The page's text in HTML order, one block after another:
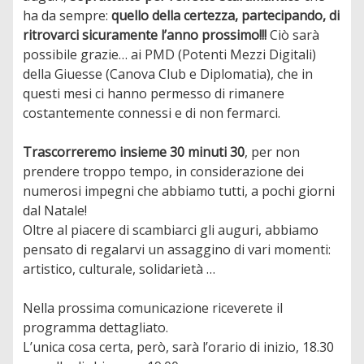
ha da sempre:quello della certezza, partecipando, di
ritrovarci sicuramente l’anno prossimo!!!Ciò sarà
possibile grazie… ai PMD (Potenti Mezzi Digitali)
della Giuesse (Canova Club e Diplomatia), che in
questi mesi ci hanno permesso di rimanere
costantemente connessi e di non fermarci.
Trascorreremo insieme 30 minuti 30, per non
prendere troppo tempo, in considerazione dei
numerosi impegni che abbiamo tutti, a pochi giorni
dal Natale!
Oltre al piacere di scambiarci gli auguri, abbiamo
pensato di regalarvi un assaggino di vari momenti:
artistico, culturale, solidarietà …
Nella prossima comunicazione riceverete il
programma dettagliato.
L’unica cosa certa, però, sarà l’orario di inizio, 18.30